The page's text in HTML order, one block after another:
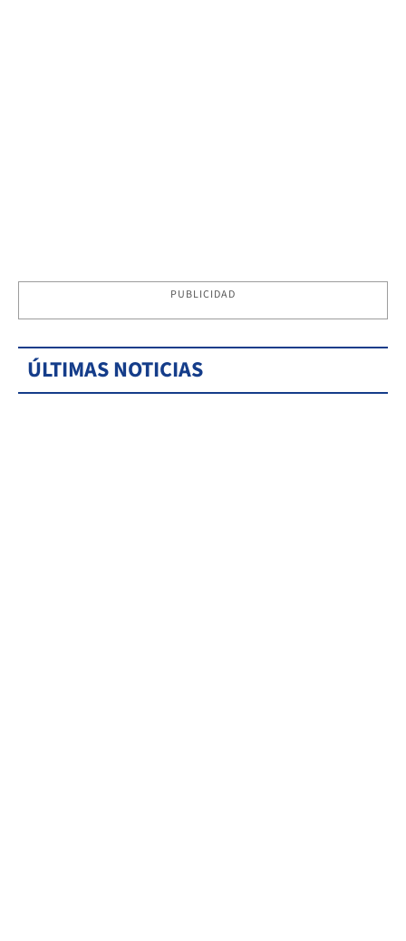
PUBLICIDAD
ÚLTIMAS NOTICIAS